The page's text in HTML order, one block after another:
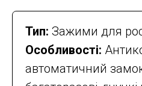
Тип: Зажими для
Особливості:
автоматичний